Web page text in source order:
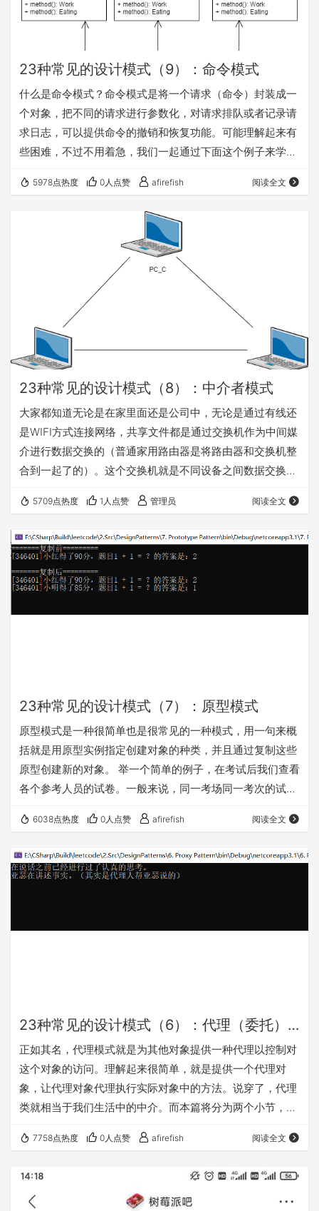
23种常见的设计模式（9）：命令模式
什么是命令模式？命令模式是将一个请求（命令）封装成一
个对象，把不同的请求进行参数化，对请求排队或者记录请
求日志，可以提供命令的撤销和恢复功能。可能理解起来有
些困难，不过不用着急，我们一起通过下面这个例子来学习
式的撤销和恢复功能暂且不表（比较复杂，可以参考数据库
日志恢复）。 以抗日神剧中的一个营为例，一般来说一个营
中分为多个连队，他们可能是同种性质的兵种也也能不是同
种性质的兵种。（具体的划分我也不清楚，但是看日神剧里
面确实是这么演的，咋们也不用去追究具体是不是这样…
5978点热度 0人点赞 afirefish 阅读全文
23种常见的设计模式（8）：中介者模式
大家都知道无论是在家里面还是公司中，无论是通过有线还
是WIFI方式连接网络，共享文件都是通过交换机作为中间媒
介进行数据交换的（普通家用路由器是将路由器和交换机整
合到一起了的）。这个交换机就是不同设备之间数据交换的
个电脑连接在一起并互相共享文件。先来看看没有交换机的
电脑都要连接到其它的电脑上面。假如说有N台电脑的话，
工程量可想而知。我们用代码来实现以下。 首先是每台电脑
都需要共享文件，和获取其它电脑文件的方法。…
5709点热度 1人点赞 管理员 阅读全文
23种常见的设计模式（7）：原型模式
原型模式是一种很简单也是很常见的一种模式，用一句来概
括就是用原型实例指定创建对象的种类，并且通过复制这些
原型创建新的对象。 举一个简单的例子，在考试后我们查看
各个参考人员的试卷。一般来说，同一考场同一考次的试卷
卷呢？第一种是每个人new一个各自的试卷对象，如果试卷
更好的性能解决方案，首先创建一个人试卷对象，然后直接
6038点热度 0人点赞 afirefish 阅读全文
23种常见的设计模式（6）：代理（委托）模式
正如其名，代理模式就是为其他对象提供一种代理以控制对
这个对象的访问。理解起来很简单，就是提供一个代理对
象，让代理对象代理执行实际对象中的方法。说穿了，代理
类就相当于我们生活中的中介。而本篇将分为两个小节，分
习代理模式。 一、静态代理 举个简单的例子。在打官司的
护，而这个律师就是我们的代理人。 （代理律师：根据当事
人的委托代表当事人进行法律活动的代理人。）PS：我个人
7758点热度 0人点赞 afirefish 阅读全文